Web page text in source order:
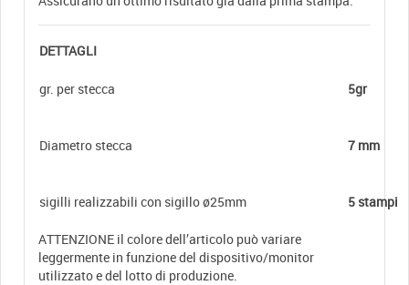
DETTAGLI
gr. per stecca 5gr
Diametro stecca 7 mm
sigilli realizzabili con sigillo ø25mm 5 stampi
ATTENZIONE il colore dell’articolo può variare
leggermente in funzione del dispositivo/monitor
utilizzato e del lotto di produzione.